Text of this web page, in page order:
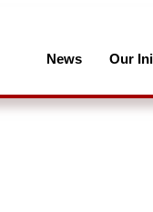
News Our